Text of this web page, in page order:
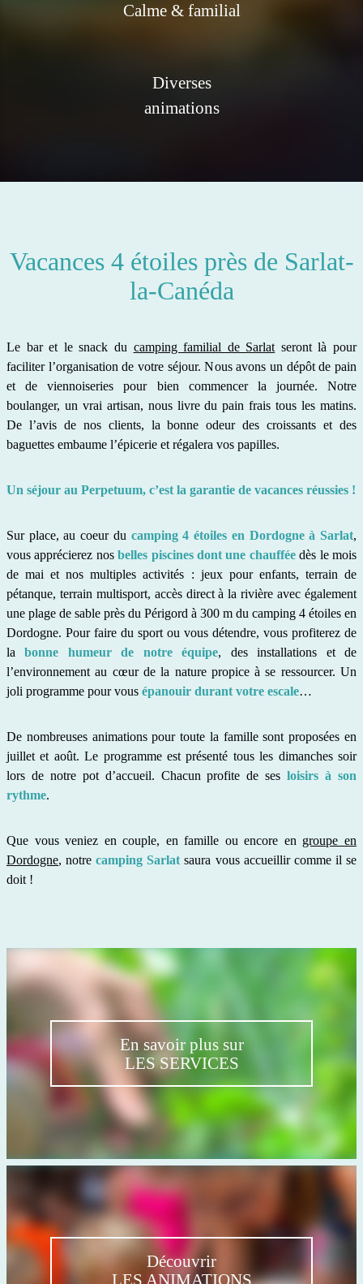
Calme & familial
Diverses
animations
Vacances 4 étoiles près de Sarlat-
la-Canéda
Le bar et le snack du camping familial de Sarlat seront là pour
faciliter l’organisation de votre séjour. Nous avons un dépôt de pain
et de viennoiseries pour bien commencer la journée. Notre
boulanger, un vrai artisan, nous livre du pain frais tous les matins.
De l’avis de nos clients, la bonne odeur des croissants et des
baguettes embaume l’épicerie et régalera vos papilles.
Un séjour au Perpetuum, c’est la garantie de vacances réussies !
Sur place, au coeur du camping 4 étoiles en Dordogne à Sarlat,
vous apprécierez nosbelles piscines dont une chaufféedès le mois
de mai et nos multiples activités : jeux pour enfants, terrain de
pétanque, terrain multisport, accès direct à la rivière avec également
une plage de sable près du Périgord à 300 m du camping 4 étoiles en
Dordogne. Pour faire du sport ou vous détendre, vous profiterez de
labonne humeur de notre équipe, des installations et de
l’environnement au cœur de la nature propice à se ressourcer. Un
joli programme pour vous épanouir durant votre escale…
De nombreuses animations pour toute la famille sont proposées en
juillet et août. Le programme est présenté tous les dimanches soir
lors de notre pot d’accueil. Chacun profite de sesloisirs à son
rythme.
Que vous veniez en couple, en famille ou encore en groupe en
Dordogne, notrecamping Sarlat saura vous accueillir comme il se
doit !
LES SERVICES
En savoir plus sur
LES ANIMATIONS
Découvrir